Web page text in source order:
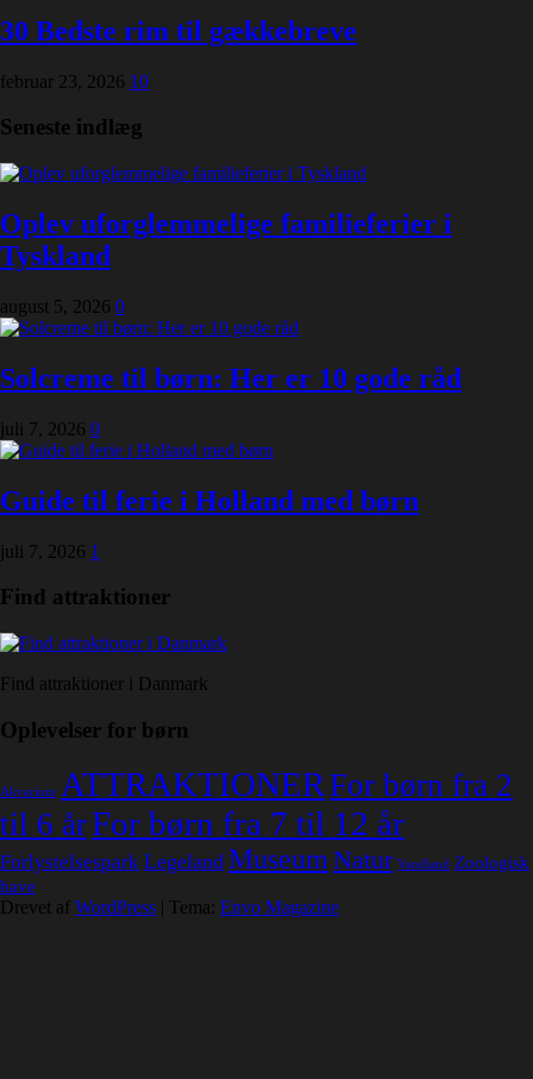
30 Bedste rim til gækkebreve
februar 23, 2026 10
Seneste indlæg
Oplev uforglemmelige familieferier i
Tyskland
august 5, 2026 0
Solcreme til børn: Her er 10 gode råd
juli 7, 2026 0
Guide til ferie i Holland med børn
juli 7, 2026 1
Find attraktioner
Find attraktioner i Danmark
Oplevelser for børn
Akvarium ATTRAKTIONERFor børn fra 2
til 6 årFor børn fra 7 til 12 år
Forlystelsespark Legeland MuseumNatur Vandland Zoologisk
have
Drevet af WordPress | Tema: Envo Magazine